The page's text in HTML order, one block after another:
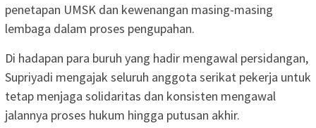
penetapan UMSK dan kewenangan masing-masing
lembaga dalam proses pengupahan.
Di hadapan para buruh yang hadir mengawal persidangan,
Supriyadi mengajak seluruh anggota serikat pekerja untuk
tetap menjaga solidaritas dan konsisten mengawal
jalannya proses hukum hingga putusan akhir.